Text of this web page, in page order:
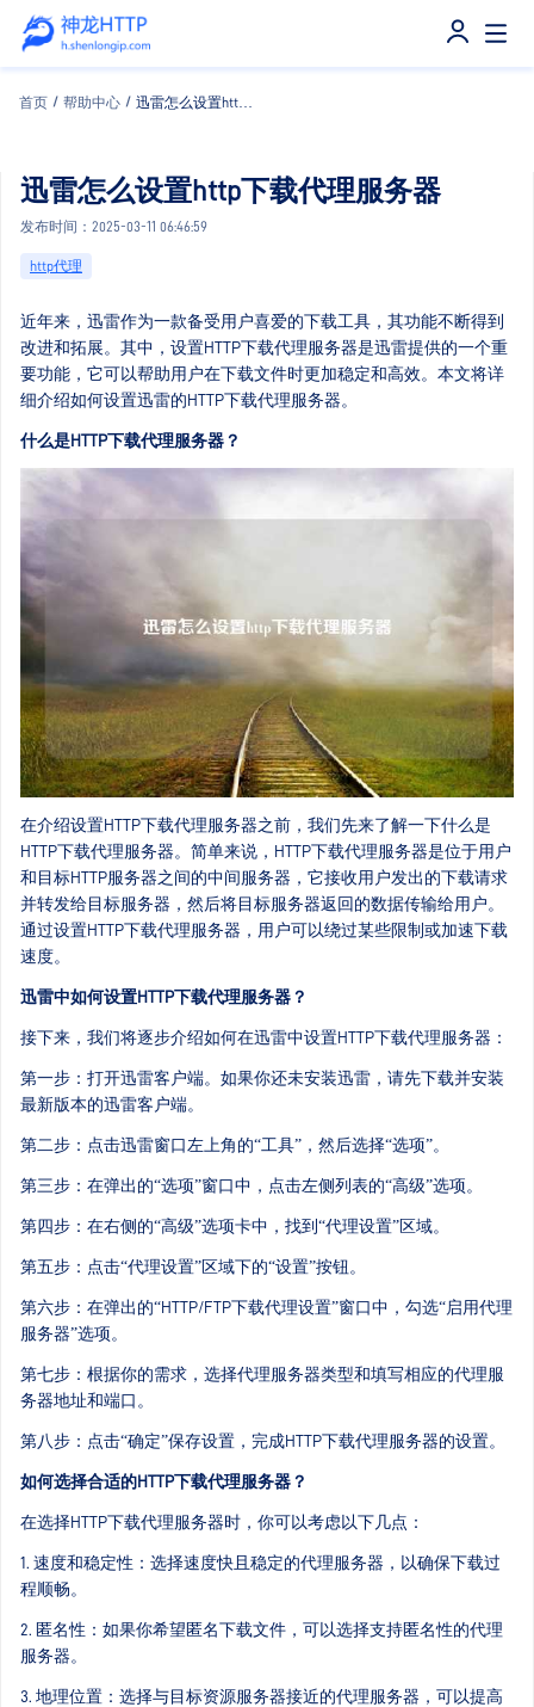
首页 / 帮助中心 /
迅雷怎么设置http下载代理服务器
发布时间：2025-03-11 06:46:59
http代理
近年来，迅雷作为一款备受用户喜爱的下载工具，其功能不断得到
改进和拓展。其中，设置HTTP下载代理服务器是迅雷提供的一个重
要功能，它可以帮助用户在下载文件时更加稳定和高效。本文将详
细介绍如何设置迅雷的HTTP下载代理服务器。
什么是HTTP下载代理服务器？
在介绍设置HTTP下载代理服务器之前，我们先来了解一下什么是
HTTP下载代理服务器。简单来说，HTTP下载代理服务器是位于用户
和目标HTTP服务器之间的中间服务器，它接收用户发出的下载请求
并转发给目标服务器，然后将目标服务器返回的数据传输给用户。
通过设置HTTP下载代理服务器，用户可以绕过某些限制或加速下载
速度。
迅雷中如何设置HTTP下载代理服务器？
接下来，我们将逐步介绍如何在迅雷中设置HTTP下载代理服务器：
第一步：打开迅雷客户端。如果你还未安装迅雷，请先下载并安装
最新版本的迅雷客户端。
第二步：点击迅雷窗口左上角的“工具”，然后选择“选项”。
第三步：在弹出的“选项”窗口中，点击左侧列表的“高级”选项。
第四步：在右侧的“高级”选项卡中，找到“代理设置”区域。
第五步：点击“代理设置”区域下的“设置”按钮。
第六步：在弹出的“HTTP/FTP下载代理设置”窗口中，勾选“启用代理
服务器”选项。
第七步：根据你的需求，选择代理服务器类型和填写相应的代理服
务器地址和端口。
第八步：点击“确定”保存设置，完成HTTP下载代理服务器的设置。
如何选择合适的HTTP下载代理服务器？
在选择HTTP下载代理服务器时，你可以考虑以下几点：
1. 速度和稳定性：选择速度快且稳定的代理服务器，以确保下载过
程顺畅。
2. 匿名性：如果你希望匿名下载文件，可以选择支持匿名性的代理
服务器。
3. 地理位置：选择与目标资源服务器接近的代理服务器，可以提高